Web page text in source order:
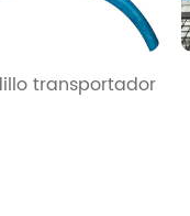
transportador